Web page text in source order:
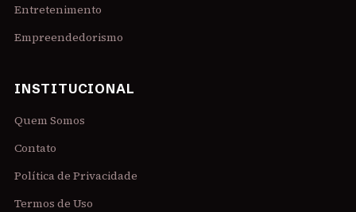
Entretenimento
Empreendedorismo
INSTITUCIONAL
Quem Somos
Contato
Política de Privacidade
Termos de Uso